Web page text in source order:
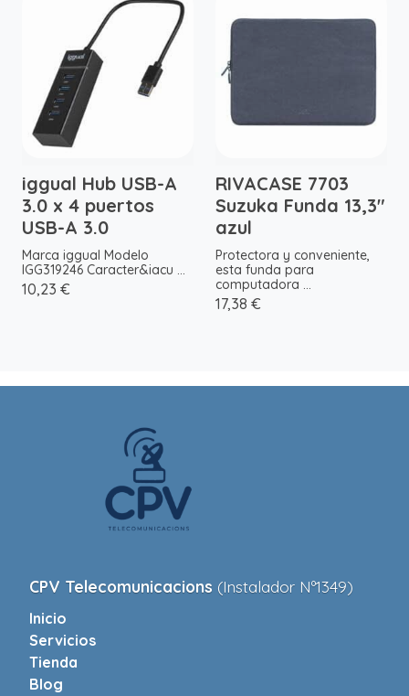
iggual Hub USB-A
3.0 x 4 puertos
USB-A 3.0
Marca iggual Modelo
IGG319246 Caracter&iacu ...
10,23 €
RIVACASE 7703
Suzuka Funda 13,3"
azul
Protectora y conveniente,
esta funda para
computadora ...
17,38 €
CPV Telecomunicacions (Instalador Nº1349)
Inicio
Servicios
Tienda
Blog